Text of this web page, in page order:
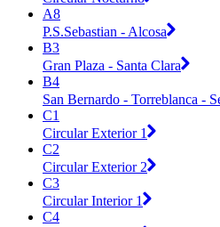
A8
P.S.Sebastian - Alcosa
B3
Gran Plaza - Santa Clara
B4
San Bernardo - Torreblanca -
C1
Circular Exterior 1
C2
Circular Exterior 2
C3
Circular Interior 1
C4